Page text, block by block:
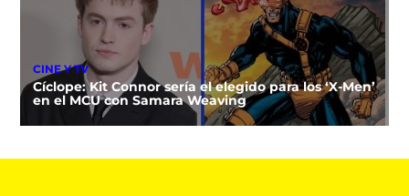
CINE Y TV
Cíclope: Kit Connor sería el elegido para los ‘X-Men’
en el MCU con Samara Weaving